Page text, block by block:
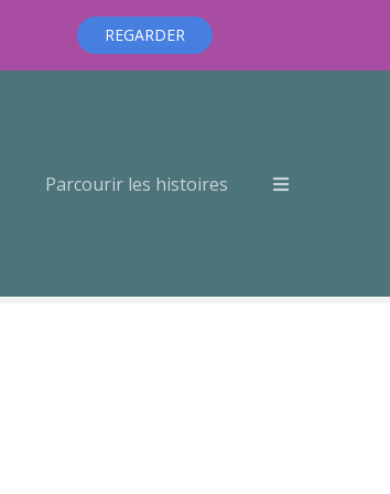
REGARDER
Parcourir les histoires